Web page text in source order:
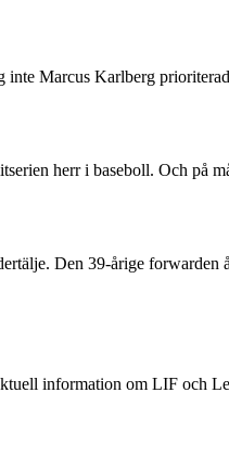
inte Marcus Karlberg
herr i baseboll. Och på
Den 39-årige
information om LIF och